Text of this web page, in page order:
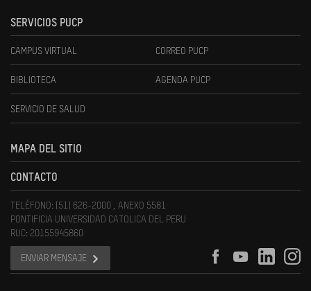
SERVICIOS PUCP
CAMPUS VIRTUAL CORREO PUCP
BIBLIOTECA AGENDA PUCP
SERVICIO DE SALUD
MAPA DEL SITIO
CONTACTO
TELÉFONO: (51) 626-2000 , ANEXO 5581
PONTIFICIA UNIVERSIDAD CATOLICA DEL PERU
RUC: 20155945860
ENVIAR MENSAJE